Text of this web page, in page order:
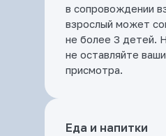
в сопровождении
взрослый может
не более 3 детей.
не оставляйте
присмотра.
Еда и напитки